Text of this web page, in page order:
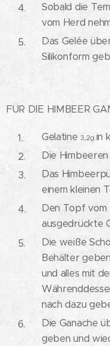
Sobald die
vom Herd
Das Gelée
Silikonform
FÜR DIE HIMBEER
Gelatine3,2g in
Die Himbeeren
Das
einem kleinen
Den Topf vom
ausgedrückte
Die weiße
Behälter
und alles mit
nach dazu
Die Ganache
geben und